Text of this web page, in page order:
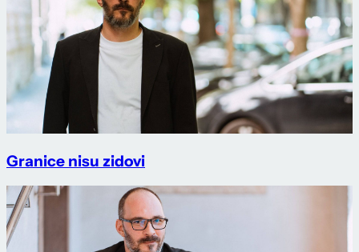
Granice nisu zidovi